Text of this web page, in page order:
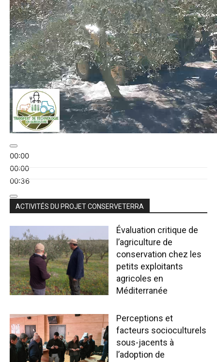
00:00
00:00
00:36
ACTIVITÉS DU PROJET CONSERVETERRA
Évaluation critique de
l’agriculture de
conservation chez les
petits exploitants
agricoles en
Méditerranée
Perceptions et
facteurs socioculturels
sous-jacents à
l’adoption de